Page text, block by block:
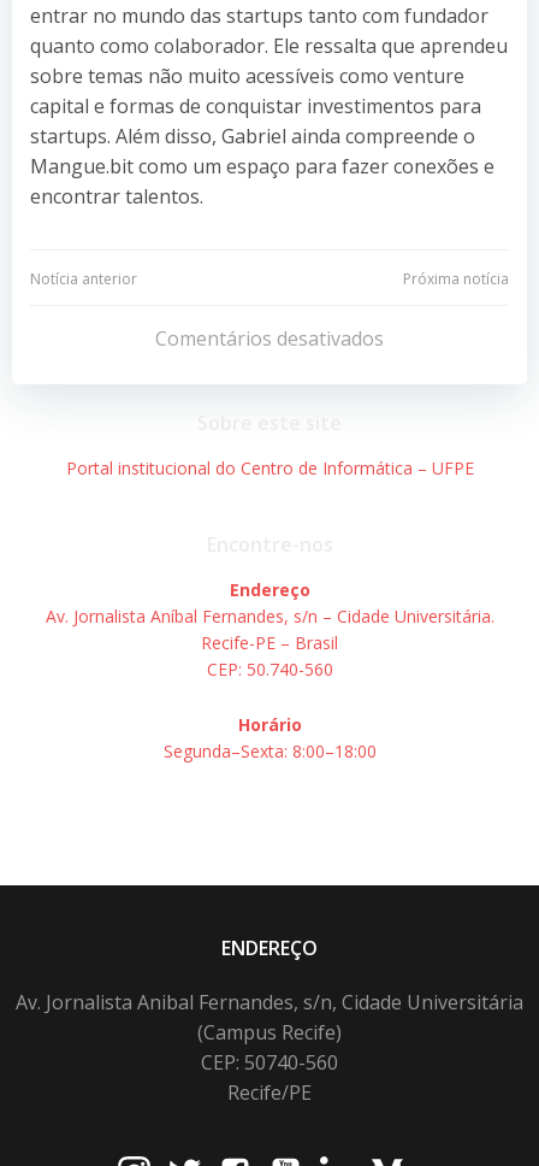
entrar no mundo das startups tanto com fundador
quanto como colaborador. Ele ressalta que aprendeu
sobre temas não muito acessíveis como venture
capital e formas de conquistar investimentos para
startups. Além disso, Gabriel ainda compreende o
Mangue.bit como um espaço para fazer conexões e
encontrar talentos.
Navegação
Post
Notícia anterior
Navegação
de
Post
Próxima notícia
Comentários desativados
Portal institucional do Centro de Informática – UFPE
Endereço
Av. Jornalista Aníbal Fernandes, s/n – Cidade Universitária.
Recife-PE – Brasil
CEP: 50.740-560
Horário
Segunda–Sexta: 8:00–18:00
ENDEREÇO
Av. Jornalista Anibal Fernandes, s/n, Cidade Universitária
(Campus Recife)
CEP: 50740-560
Recife/PE